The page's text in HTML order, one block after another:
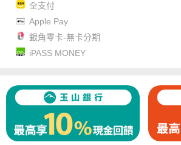
全支付
Apple Pay
銀角零卡-無卡分期
iPASS MONEY